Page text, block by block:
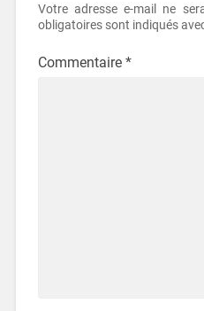
Votre adresse e-mail ne
obligatoires sont indiqués
Commentaire *